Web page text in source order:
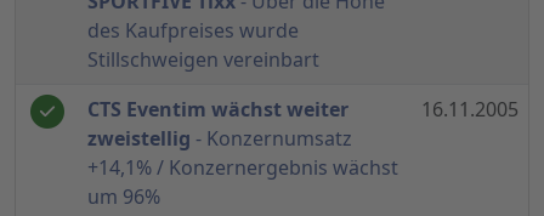
des Kaufpreises wurde
Stillschweigen vereinbart
CTS Eventim wächst weiter
zweistellig - Konzernumsatz
+14,1% / Konzernergebnis wächst
um 96%
16.11.2005